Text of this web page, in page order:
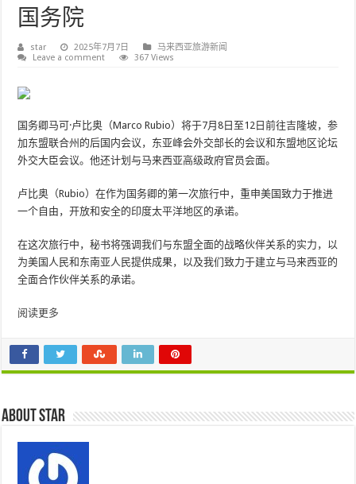
国务院
star 2025年7月7日
马来西亚旅游新闻
Leave a comment
367 Views
国务卿马可·卢比奥（Marco Rubio）将于7月8日至12日前往吉隆坡，参
加东盟联合州的后国内会议，东亚峰会外交部长的会议和东盟地区论坛
外交大臣会议。他还计划与马来西亚高级政府官员会面。
卢比奥（Rubio）在作为国务卿的第一次旅行中，重申美国致力于推进
一个自由，开放和安全的印度太平洋地区的承诺。
在这次旅行中，秘书将强调我们与东盟全面的战略伙伴关系的实力，以
为美国人民和东南亚人民提供成果，以及我们致力于建立与马来西亚的
全面合作伙伴关系的承诺。
阅读更多
About star